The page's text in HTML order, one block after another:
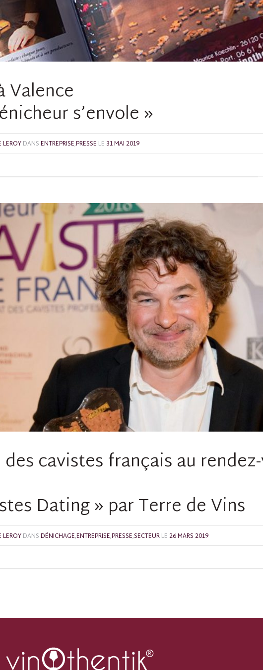
Valence
s’envole »
LEROYDANSENTREPRISE,PRESSE LE 31 MAI 2019
des cavistes français au
Dating » par Terre de Vins
LEROYDANSDÉNICHAGE,ENTREPRISE,PRESSE,SECTEURLE26 MARS 2019